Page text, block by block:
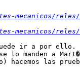
mecanicos/
mecanicos/
ir a por ello.
lo manden a
las